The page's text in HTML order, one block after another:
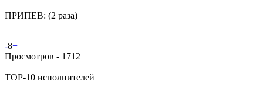
ПРИПЕВ: (2 раза)
-8+
Просмотров - 1712
TOP-10 исполнителей